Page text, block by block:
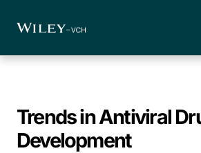
Trends in Antiviral
Development